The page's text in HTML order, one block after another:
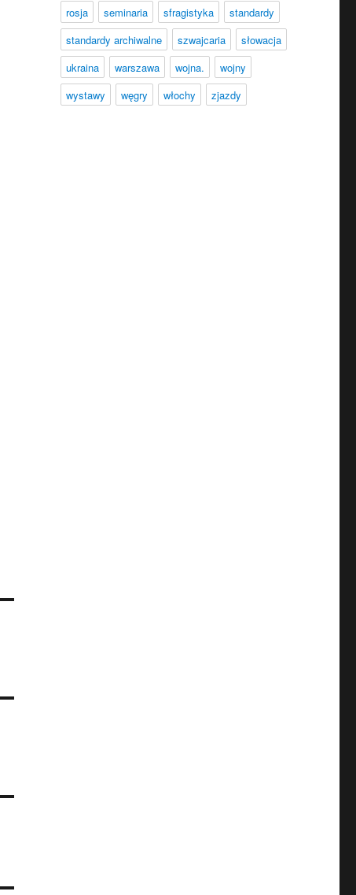
rosja
seminaria sfragistyka
standardy
standardy archiwalne
szwajcaria
słowacja
ukraina
warszawa wojna.
wojny
wystawy
węgry włochy zjazdy